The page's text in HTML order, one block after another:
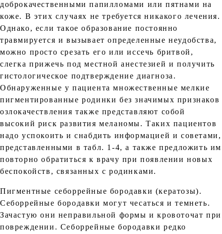
доброкачественными папилломами или пятнами на
коже. В этих случаях не требуется никакого лечения.
Однако, если такое образование постоянно
травмируется и вызывает определенные неудобства,
можно просто срезать его или иссечь бритвой,
слегка прижечь под местной анестезией и получить
гистологическое подтверждение диагноза.
Обнаруженные у пациента множественные мелкие
пигментированные родинки без значимых признаков
озлокачествления также представляют собой
высокий риск развития меланомы. Таких пациентов
надо успокоить и снабдить информацией и советами,
представленными в табл. 1-4, а также предложить им
повторно обратиться к врачу при появлении новых
беспокойств, связанных с родинками.
Пигментные себоррейные бородавки (кератозы).
Себоррейные бородавки могут чесаться и темнеть.
Зачастую они неправильной формы и кровоточат при
повреждении. Себоррейные бородавки редко